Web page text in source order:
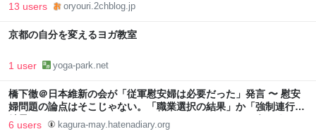
13 users oryouri.2chblog.jp
京都の自分を変えるヨガ教室
1 user yoga-park.net
橋下徹＠日本維新の会が「従軍慰安婦は必要だった」発言 〜 慰安
婦問題の論点はそこじゃない。「職業選択の結果」か「強制連行の
結果」かだ。 - ” Wer Y sagt, muss auch Z sagen. ”で行こう
6 users kagura-may.hatenadiary.org